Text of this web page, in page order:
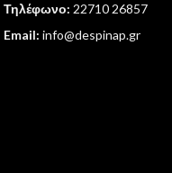
Τηλέφωνο: 22710 26857
Email: info@despinap.gr